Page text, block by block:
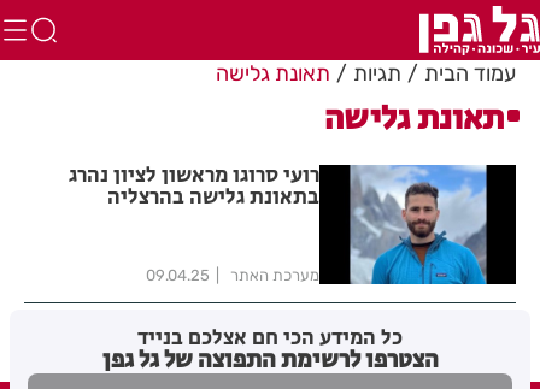
עמוד הבית תגיות תאונת גלישה
תאונת גלישה
רועי סרוגו מראשון לציון נהרג
בתאונת גלישה בהרצליה
מערכת האתר 09.04.25
כל המידע הכי חם אצלכם בנייד
הצטרפו לרשימת התפוצה של גל גפן